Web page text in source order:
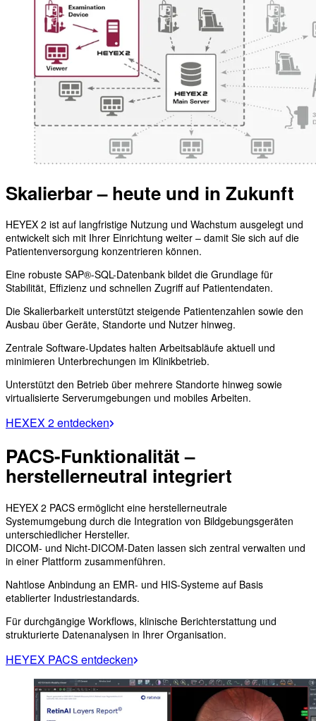
Skalierbar – heute und in Zukunft
HEYEX 2 ist auf langfristige Nutzung und Wachstum ausgelegt und
entwickelt sich mit Ihrer Einrichtung weiter – damit Sie sich auf die
Patientenversorgung konzentrieren können.
Eine robuste SAP®-SQL-Datenbank bildet die Grundlage für
Stabilität, Effizienz und schnellen Zugriff auf Patientendaten.
Die Skalierbarkeit unterstützt steigende Patientenzahlen sowie den
Ausbau über Geräte, Standorte und Nutzer hinweg.
Zentrale Software-Updates halten Arbeitsabläufe aktuell und
minimieren Unterbrechungen im Klinikbetrieb.
Unterstützt den Betrieb über mehrere Standorte hinweg sowie
virtualisierte Serverumgebungen und mobiles Arbeiten.
HEXEX 2 entdecken
PACS-Funktionalität –
herstellerneutral integriert
HEYEX 2 PACS ermöglicht eine herstellerneutrale
Systemumgebung durch die Integration von Bildgebungsgeräten
unterschiedlicher Hersteller.
DICOM- und Nicht-DICOM-Daten lassen sich zentral verwalten und
in einer Plattform zusammenführen.
Nahtlose Anbindung an EMR- und HIS-Systeme auf Basis
etablierter Industriestandards.
Für durchgängige Workflows, klinische Berichterstattung und
strukturierte Datenanalysen in Ihrer Organisation.
HEYEX PACS entdecken